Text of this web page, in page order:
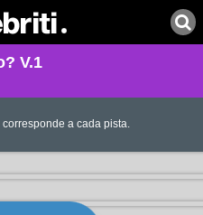
V.1
a cada pista.